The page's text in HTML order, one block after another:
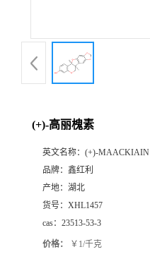
(+)-高丽槐素
英文名称： (+)-MAACKIAIN
品牌： 鑫红利
产地： 湖北
货号： XHL1457
cas： 23513-53-3
价格： ￥1/千克